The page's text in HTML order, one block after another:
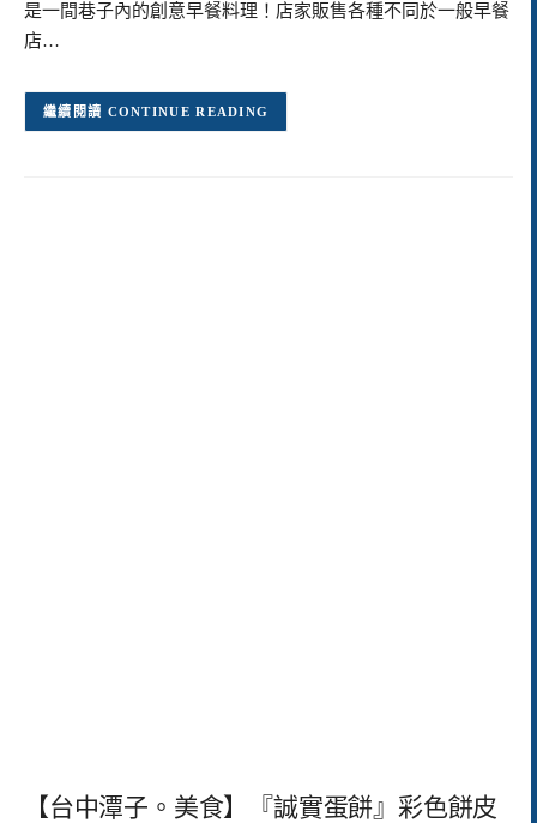
是一間巷子內的創意早餐料理！店家販售各種不同於一般早餐
店…
CONTINUE READING
【台中潭子。美食】『誠實蛋餅』彩色餅皮